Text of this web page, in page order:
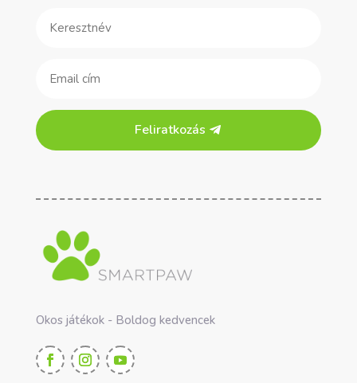
Feliratkozás
Okos játékok - Boldog kedvencek